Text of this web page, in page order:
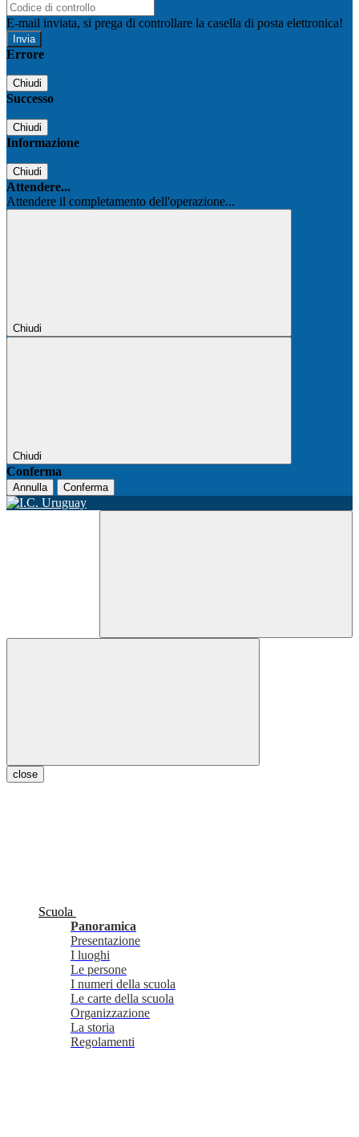
E-mail inviata, si prega di controllare la casella di posta elettronica!
Errore
Chiudi
Successo
Chiudi
Informazione
Chiudi
Attendere...
Attendere il completamento dell'operazione...
Chiudi
Chiudi
Conferma
Annulla Conferma
close
Scuola
Panoramica
Presentazione
I luoghi
Le persone
I numeri della scuola
Le carte della scuola
Organizzazione
La storia
Regolamenti